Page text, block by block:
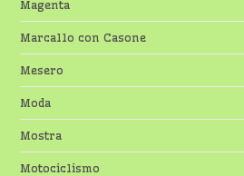
Magenta
Marcallo con Casone
Mesero
Moda
Mostra
Motociclismo